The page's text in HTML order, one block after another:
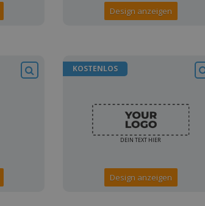
Design anzeigen
KOSTENLOS
Design anzeigen